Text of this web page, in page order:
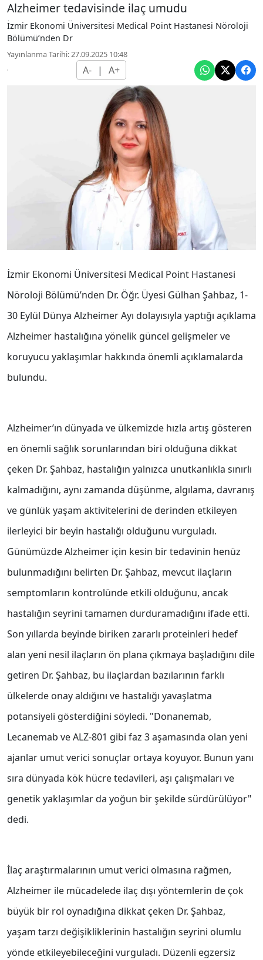
Alzheimer tedavisinde ilaç umudu
İzmir Ekonomi Üniversitesi Medical Point Hastanesi Nöroloji
Bölümü’nden Dr
Yayınlanma Tarihi: 27.09.2025 10:48
A- | A+
İzmir Ekonomi Üniversitesi Medical Point Hastanesi
Nöroloji Bölümü’nden Dr. Öğr. Üyesi Gülhan Şahbaz, 1-
30 Eylül Dünya Alzheimer Ayı dolayısıyla yaptığı açıklama
Alzheimer hastalığına yönelik güncel gelişmeler ve
koruyucu yaklaşımlar hakkında önemli açıklamalarda
bulundu.
Alzheimer’ın dünyada ve ülkemizde hızla artış gösteren
en önemli sağlık sorunlarından biri olduğuna dikkat
çeken Dr. Şahbaz, hastalığın yalnızca unutkanlıkla sınırlı
kalmadığını, aynı zamanda düşünme, algılama, davranış
ve günlük yaşam aktivitelerini de derinden etkileyen
ilerleyici bir beyin hastalığı olduğunu vurguladı.
Günümüzde Alzheimer için kesin bir tedavinin henüz
bulunmadığını belirten Dr. Şahbaz, mevcut ilaçların
semptomların kontrolünde etkili olduğunu, ancak
hastalığın seyrini tamamen durduramadığını ifade etti.
Son yıllarda beyinde biriken zararlı proteinleri hedef
alan yeni nesil ilaçların ön plana çıkmaya başladığını dile
getiren Dr. Şahbaz, bu ilaçlardan bazılarının farklı
ülkelerde onay aldığını ve hastalığı yavaşlatma
potansiyeli gösterdiğini söyledi. "Donanemab,
Lecanemab ve ALZ-801 gibi faz 3 aşamasında olan yeni
ajanlar umut verici sonuçlar ortaya koyuyor. Bunun yanı
sıra dünyada kök hücre tedavileri, aşı çalışmaları ve
genetik yaklaşımlar da yoğun bir şekilde sürdürülüyor"
dedi.
İlaç araştırmalarının umut verici olmasına rağmen,
Alzheimer ile mücadelede ilaç dışı yöntemlerin de çok
büyük bir rol oynadığına dikkat çeken Dr. Şahbaz,
yaşam tarzı değişikliklerinin hastalığın seyrini olumlu
yönde etkileyebileceğini vurguladı. Düzenli egzersiz